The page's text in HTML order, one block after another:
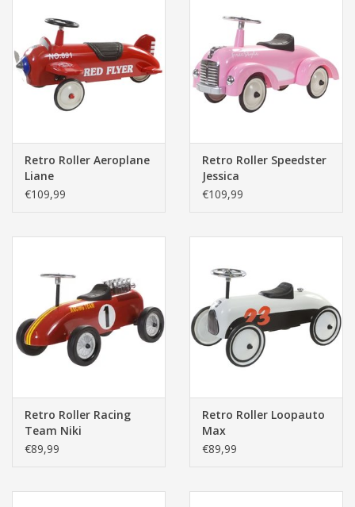
Elektra
Baby & Peuter
Speelgoed & hobby
Cadeau & feest
Contact/Locatie
Veiligheid
Pasen
Retro Roller Aeroplane
Liane
€109,99
Retro Roller Speedster
Jessica
€109,99
Retro Roller Racing
Team Niki
€89,99
Retro Roller Loopauto
Max
€89,99